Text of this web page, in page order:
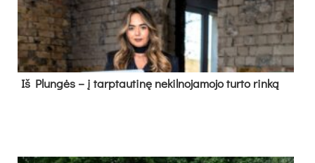
Iš Plungės – į tarptautinę nekilnojamojo turto rinką